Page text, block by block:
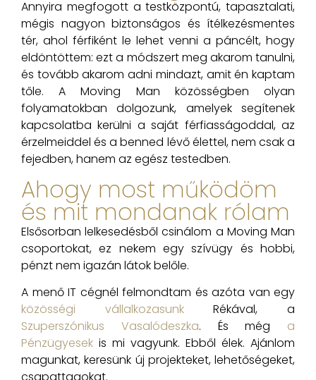
Annyira megfogott a testközpontú, tapasztalati,
mégis nagyon biztonságos és ítélkezésmentes
tér, ahol férfiként le lehet venni a páncélt, hogy
eldöntöttem: ezt a módszert meg akarom tanulni,
és tovább akarom adni mindazt, amit én kaptam
tőle. A Moving Man közösségben olyan
folyamatokban dolgozunk, amelyek segítenek
kapcsolatba kerülni a saját férfiasságoddal, az
érzelmeiddel és a benned lévő élettel, nem csak a
fejedben, hanem az egész testedben.
Ahogy most működöm
és mit mondanak rólam
Elsősorban lelkesedésből csinálom a Moving Man
csoportokat, ez nekem egy szívügy és hobbi,
pénzt nem igazán látok belőle.
A menő IT cégnél felmondtam és azóta van egy
közösségi vállalkozasunkRékával, a
Szuperszónikus Vasalódeszka. És még a
Pénzügyesek is mi vagyunk. Ebből élek. Ajánlom
magunkat, keresünk új projekteket, lehetőségeket,